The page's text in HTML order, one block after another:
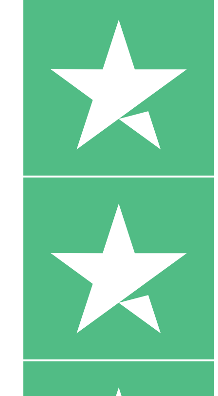
10 Descargas
20 00